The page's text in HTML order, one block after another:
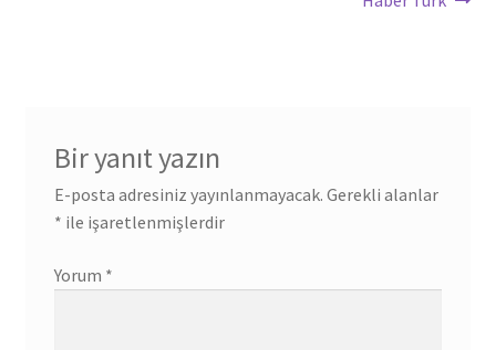
Bir yanıt yazın
E-posta adresiniz yayınlanmayacak. Gerekli alanlar
* ile işaretlenmişlerdir
Yorum *